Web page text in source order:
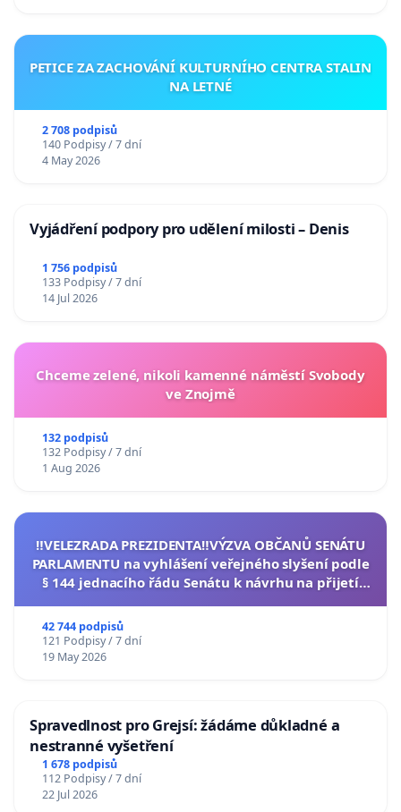
PETICE ZA ZACHOVÁNÍ KULTURNÍHO CENTRA STALIN
NA LETNÉ
2 708 podpisů
140 Podpisy / 7 dní
4 May 2026
Vyjádření podpory pro udělení milosti – Denis
1 756 podpisů
133 Podpisy / 7 dní
14 Jul 2026
Chceme zelené, nikoli kamenné náměstí Svobody
ve Znojmě
132 podpisů
132 Podpisy / 7 dní
1 Aug 2026
‼️VELEZRADA PREZIDENTA‼️VÝZVA OBČANŮ SENÁTU
PARLAMENTU na vyhlášení veřejného slyšení podle
§ 144 jednacího řádu Senátu k návrhu na přijetí
42 744 podpisů
121 Podpisy / 7 dní
19 May 2026
Spravedlnost pro Grejsí: žádáme důkladné a
nestranné vyšetření
1 678 podpisů
112 Podpisy / 7 dní
22 Jul 2026